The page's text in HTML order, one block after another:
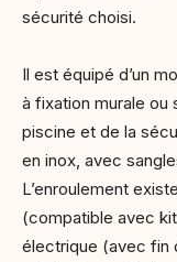
sécurité choisi.
Il est équipé d’un
à fixation murale ou
piscine et de la
en inox, avec
L’enroulement
(compatible avec
électrique (avec fin